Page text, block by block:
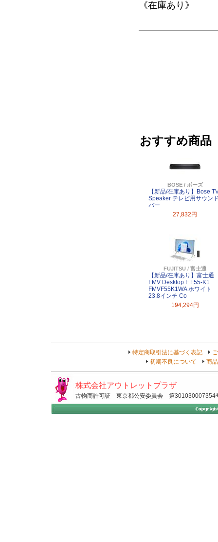
《在庫あり》
おすすめ商品
BOSE / ボーズ
【新品/在庫あり】Bose
Speaker テレビ用サウン
バー
27,832円
FUJITSU / 富士通
【新品/在庫あり】富士通
FMV Desktop F F55-K1
FMVF55K1WA ホワイト
23.8インチ Co
194,294円
特定商取引法に基づく表記
初期不良について
商
株式会社アウトレットプラザ
古物商許可証 東京都公安委員会 第301030007354